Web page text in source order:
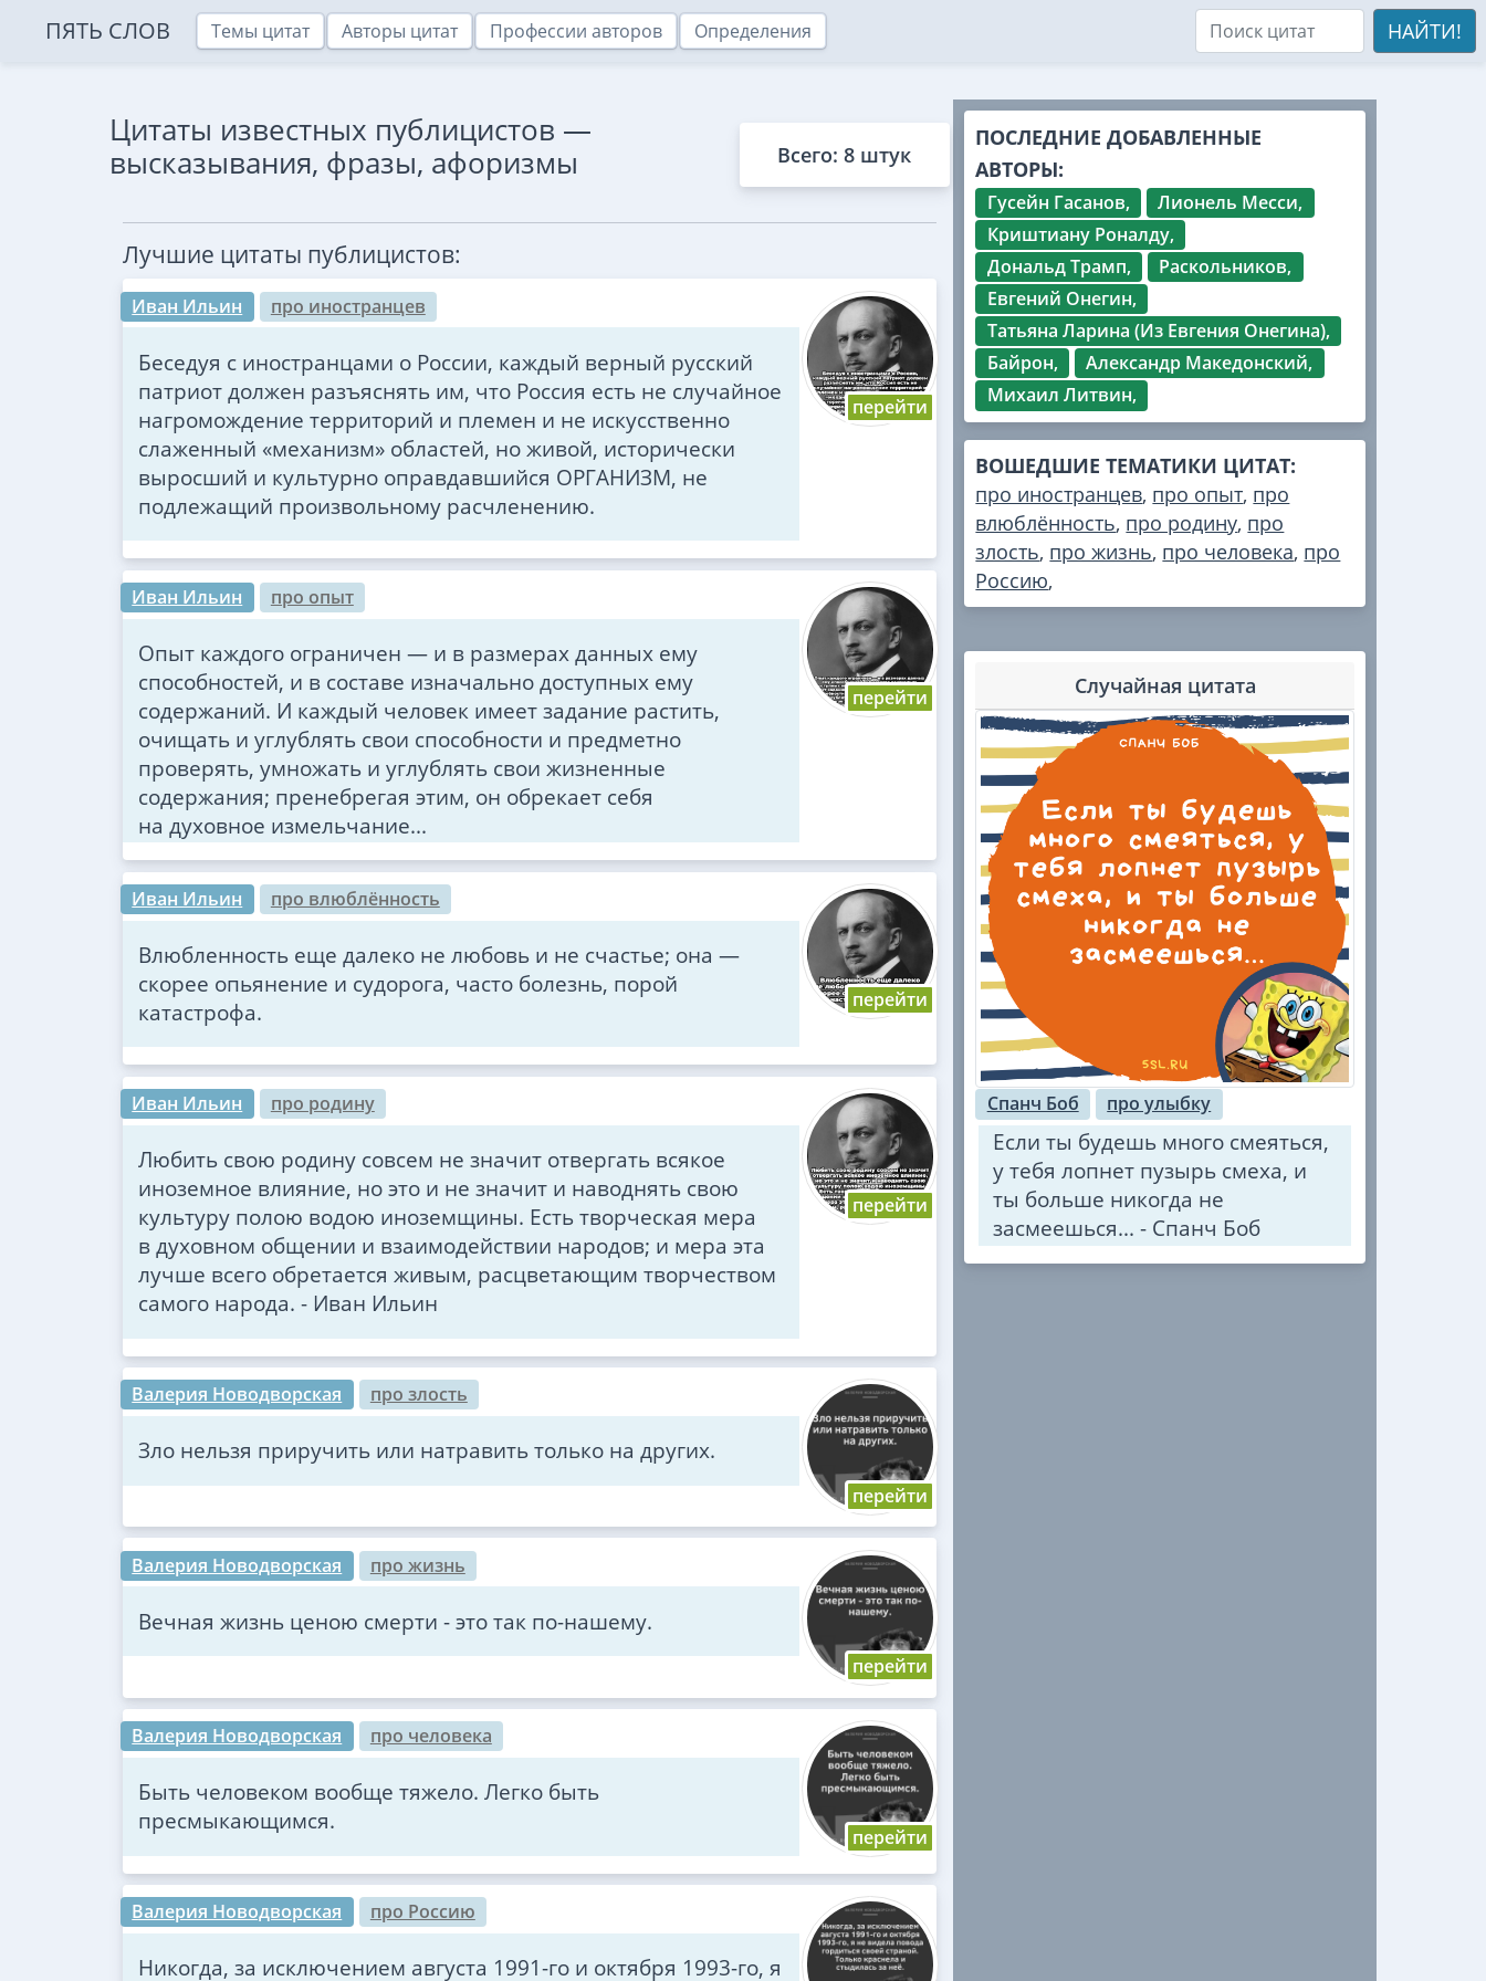
ПЯТЬ СЛОВ Темы цитат Авторы цитат Профессии авторов Определения НАЙТИ!
Цитаты известных публицистов —
высказывания, фразы, афоризмы
Всего: 8 штук
Лучшие цитаты публицистов:
Иван Ильин про иностранцев
Беседуя с иностранцами о России, каждый верный русский
патриот должен разъяснять им, что Россия есть не случайное
нагромождение территорий и племен и не искусственно
слаженный «механизм» областей, но живой, исторически
выросший и культурно оправдавшийся ОРГАНИЗМ, не
подлежащий произвольному расчленению.
Иван Ильин про опыт
Опыт каждого ограничен — и в размерах данных ему
способностей, и в составе изначально доступных ему
содержаний. И каждый человек имеет задание растить,
очищать и углублять свои способности и предметно
проверять, умножать и углублять свои жизненные
содержания; пренебрегая этим, он обрекает себя
на духовное измельчание...
Иван Ильин про влюблённость
Влюбленность еще далеко не любовь и не счастье; она —
скорее опьянение и судорога, часто болезнь, порой
катастрофа.
Иван Ильин про родину
Любить свою родину совсем не значит отвергать всякое
иноземное влияние, но это и не значит и наводнять свою
культуру полою водою иноземщины. Есть творческая мера
в духовном общении и взаимодействии народов; и мера эта
лучше всего обретается живым, расцветающим творчеством
самого народа. - Иван Ильин
Валерия Новодворская про злость
Зло нельзя приручить или натравить только на других.
Валерия Новодворская про жизнь
Вечная жизнь ценою смерти - это так по-нашему.
Валерия Новодворская про человека
Быть человеком вообще тяжело. Легко быть
пресмыкающимся.
Валерия Новодворская про Россию
Никогда, за исключением августа 1991-го и октября 1993-го, я
ПОСЛЕДНИЕ ДОБАВЛЕННЫЕ
АВТОРЫ:
Гусейн Гасанов,
Лионель Месси,
Криштиану Роналду,
Дональд Трамп,
Раскольников,
Евгений Онегин,
Татьяна Ларина (Из Евгения Онегина),
Байрон,
Александр Македонский,
Михаил Литвин,
ВОШЕДШИЕ ТЕМАТИКИ ЦИТАТ:
про иностранцев, про опыт, про
влюблённость, про родину, про
злость, про жизнь, про человека, про
Россию,
Случайная цитата
Спанч Боб про улыбку
Если ты будешь много смеяться,
у тебя лопнет пузырь смеха, и
ты больше никогда не
засмеешься... - Спанч Боб